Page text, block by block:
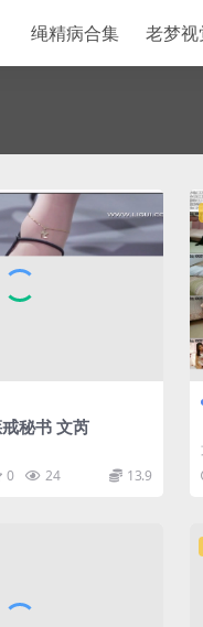
绳精病合集 老梦视
戒秘书 文芮
0 24 13.9